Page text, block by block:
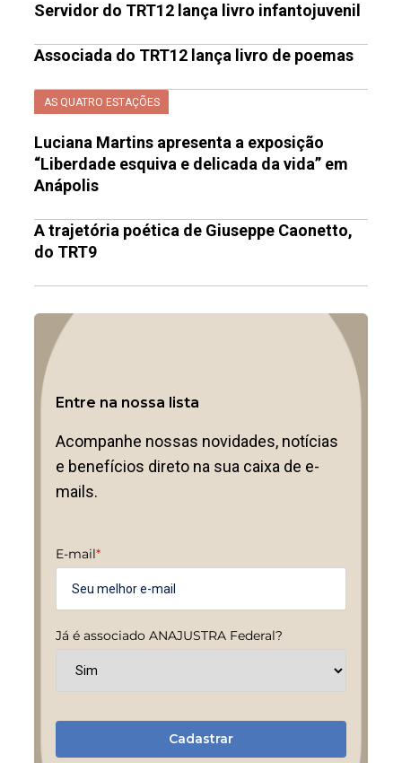
Servidor do TRT12 lança livro infantojuvenil
Associada do TRT12 lança livro de poemas
AS QUATRO ESTAÇÕES
Luciana Martins apresenta a exposição
“Liberdade esquiva e delicada da vida” em
Anápolis
A trajetória poética de Giuseppe Caonetto,
do TRT9
Entre na nossa lista
Acompanhe nossas novidades, notícias
e benefícios direto na sua caixa de e-
mails.
E-mail*
Já é associado ANAJUSTRA Federal?
Cadastrar